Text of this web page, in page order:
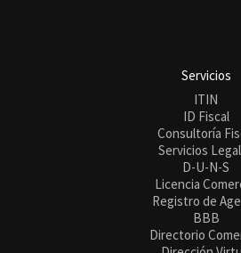
Servicios
ITIN
ID Fiscal
Consultoría
Servicios
D-U-N-S
Licencia
Registro de
BBB
Directorio